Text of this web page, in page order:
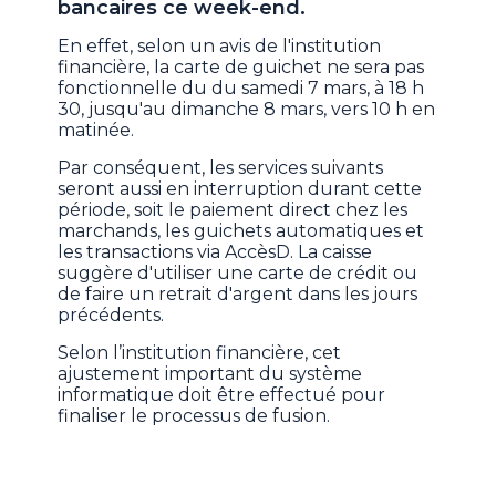
bancaires ce week-end.
En effet, selon un avis de l'institution
financière, la carte de guichet ne sera pas
fonctionnelle du du samedi 7 mars, à 18 h
30, jusqu'au dimanche 8 mars, vers 10 h en
matinée.
Par conséquent, les services suivants
seront aussi en interruption durant cette
période, soit le paiement direct chez les
marchands, les guichets automatiques et
les transactions via AccèsD. La caisse
suggère d'utiliser une carte de crédit ou
de faire un retrait d'argent dans les jours
précédents.
Selon l’institution financière, cet
ajustement important du système
informatique doit être effectué pour
finaliser le processus de fusion.